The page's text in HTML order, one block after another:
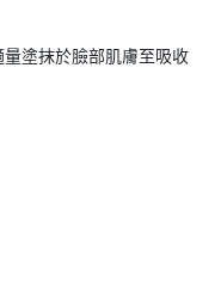
塗抹於臉部肌膚至吸收